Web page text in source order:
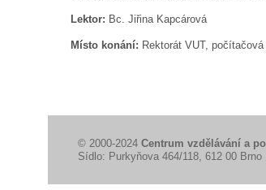
Lektor: Bc. Jiřina Kapcárová
Místo konání: Rektorát VUT,
© 2000-2024 Centrum vzdělávání a
Sídlo: Purkyňova 464/118, 612 00 Brno